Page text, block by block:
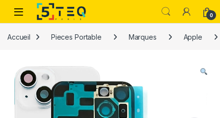
Passer à la navigation
Aller au contenu
0
Accueil Pieces Portable Marques Apple